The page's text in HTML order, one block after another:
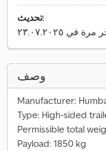
تحديث:
مرة في ٢٣.٠٧.٢٠٢٥
وصف
Manufacturer:
Type: High-sided
Permissible total
Payload: 1850 kg